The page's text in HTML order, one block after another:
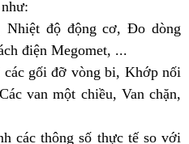
độ động cơ, Đo dòng
điện Megomet, ...
gối đỡ vòng bi, Khớp nối
van một chiều, Van chặn,
các thông số thực tế so với